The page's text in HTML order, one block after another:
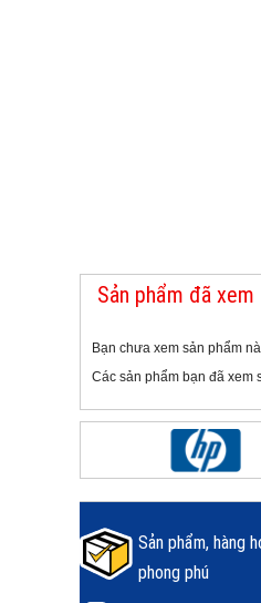
Sản phẩm đã xem
Bạn chưa xem sản phẩm
Các sản phẩm bạn đã xem
Sản phẩm, hàng
phong phú